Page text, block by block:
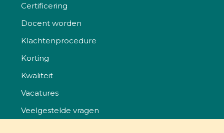
Certificering
Docent worden
Klachtenprocedure
Korting
Kwaliteit
Vacatures
Veelgestelde vragen